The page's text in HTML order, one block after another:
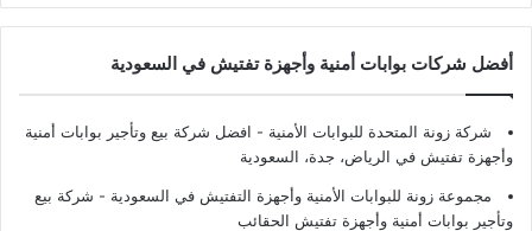
أفضل شركات بوابات أمنية وأجهزة تفتيش في السعودية
شركة زونة المتحدة للبوابات الأمنية - افضل شركة بيع وتأجير بوابات أمنية
وأجهزة تفتيش في الرياض، جدة، السعودية
مجموعة زونة للبوابات الأمنية وأجهزة التفتيش في السعودية - شركة بيع
وتأجير بوابات أمنية وأجهزة تفتيش الحقائب